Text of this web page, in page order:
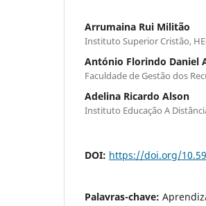
Arrumaina Rui Militão
Instituto Superior Cristão,
António Florindo Daniel
Faculdade de Gestão dos
Adelina Ricardo Alson
Instituto Educação A
DOI: https://doi.org/
Palavras-chave: